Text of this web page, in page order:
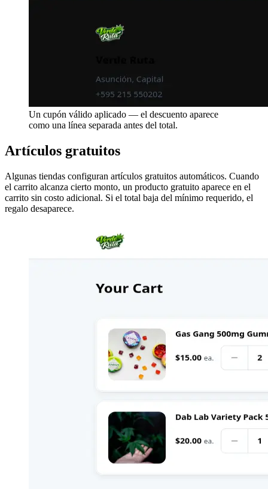
Un cupón válido aplicado — el descuento aparece
como una línea separada antes del total.
Artículos gratuitos
Algunas tiendas configuran artículos gratuitos automáticos. Cuando
el carrito alcanza cierto monto, un producto gratuito aparece en el
carrito sin costo adicional. Si el total baja del mínimo requerido, el
regalo desaparece.